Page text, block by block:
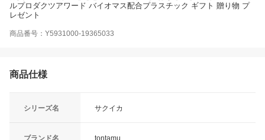
ルプロダクツアワード バイオマス配合プラスチック ギフト 贈り物 プ
レゼント
商品番号：Y5931000-19365033
商品仕様
シリーズ名 サクイカ
ブランド名 tontamu